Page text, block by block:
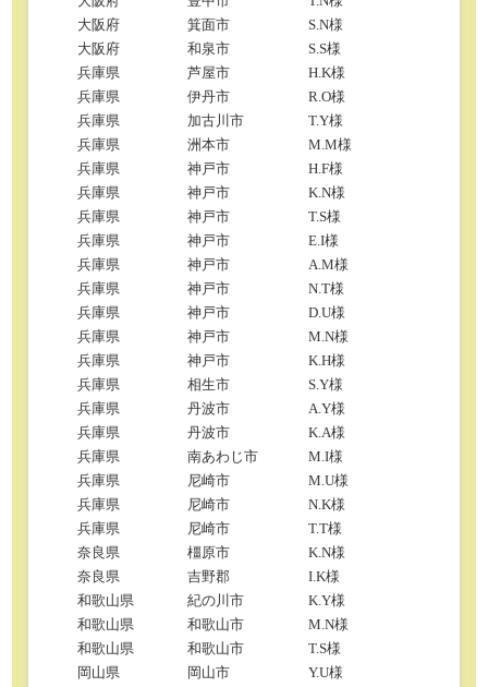
大阪府
箕面市
S.N様
大阪府
和泉市
S.S様
兵庫県
芦屋市
H.K様
兵庫県
伊丹市
R.O様
兵庫県
加古川市
T.Y様
兵庫県
洲本市
M.M様
兵庫県
神戸市
H.F様
兵庫県
神戸市
K.N様
兵庫県
神戸市
T.S様
兵庫県
神戸市
E.I様
兵庫県
神戸市
A.M様
兵庫県
神戸市
N.T様
兵庫県
神戸市
D.U様
兵庫県
神戸市
M.N様
兵庫県
神戸市
K.H様
兵庫県
相生市
S.Y様
兵庫県
丹波市
A.Y様
兵庫県
丹波市
K.A様
兵庫県
南あわじ市
M.I様
兵庫県
尼崎市
M.U様
兵庫県
尼崎市
N.K様
兵庫県
尼崎市
T.T様
奈良県
橿原市
K.N様
奈良県
吉野郡
I.K様
和歌山県
紀の川市
K.Y様
和歌山県
和歌山市
M.N様
和歌山県
和歌山市
T.S様
岡山県
岡山市
Y.U様